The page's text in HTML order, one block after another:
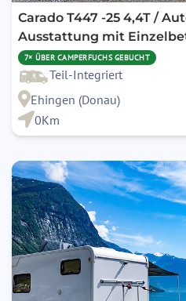
Carado T447 -25 4,4T / Automatik, tolle
Ausstattung mit
Personen, SAT / TV /
und Fahrradträger
7× ÜBER CAMPERFUCHS GEBUCHT
Teil-Integriert
Ehingen (Donau)
0Km